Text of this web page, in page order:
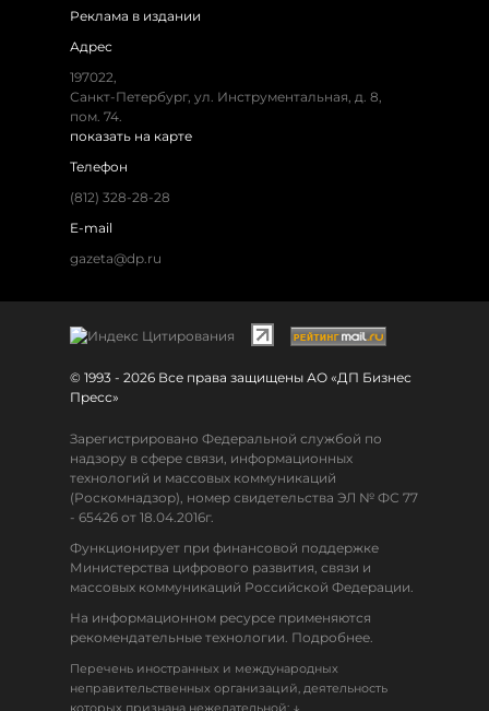
Реклама в издании
Адрес
197022,
Санкт-Петербург, ул. Инструментальная, д. 8,
пом. 74.
показать на карте
Телефон
(812) 328-28-28
E-mail
gazeta@dp.ru
© 1993 - 2026 Все права защищены АО «ДП Бизнес
Пресс»
Зарегистрировано Федеральной службой по
надзору в сфере связи, информационных
технологий и массовых коммуникаций
(Роскомнадзор), номер свидетельства ЭЛ № ФС 77
- 65426 от 18.04.2016г.
Функционирует при финансовой поддержке
Министерства цифрового развития, связи и
массовых коммуникаций Российской Федерации.
На информационном ресурсе применяются
рекомендательные технологии. Подробнее.
Перечень иностранных и международных
неправительственных организаций, деятельность
которых признана нежелательной: ↓